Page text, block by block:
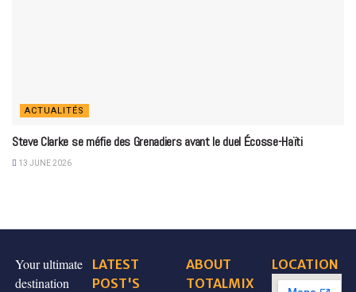
ACTUALITÉS
Steve Clarke se méfie des Grenadiers avant le duel Écosse-Haïti
13 JUNE 2026
Your ultimate
destination
LATEST
POST'S
ABOUT
TOTALMIX
LOCATION